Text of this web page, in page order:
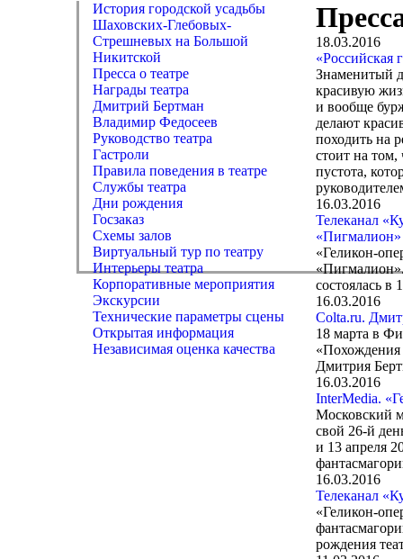
История городской усадьбы
Шаховских-Глебовых-
Стрешневых на Большой
Никитской
Пресса о театре
Награды театра
Дмитрий Бертман
Владимир Федосеев
Руководство театра
Гастроли
Правила поведения в театре
Службы театра
Дни рождения
Госзаказ
Схемы залов
Виртуальный тур по театру
Интерьеры театра
Корпоративные мероприятия
Экскурсии
Технические параметры сцены
Открытая информация
Независимая оценка качества
18.03.2016
«Российская
Знаменитый
красивую
и вообще
делают
походить на
стоит на том,
пустота,
16.03.2016
Телеканал
«Пигмалион»
«Геликон-
состоялась в
16.03.2016
Colta.ru.
18 марта в
«Похождения
Дмитрия
16.03.2016
InterMedia.
Московский
свой 26-й
и 13 апреля
16.03.2016
Телеканал
«Геликон-
рождения